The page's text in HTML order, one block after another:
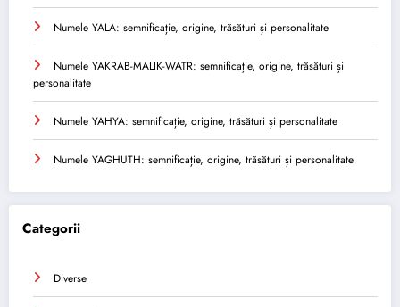
Numele YALA: semnificație, origine, trăsături și personalitate
Numele YAKRAB-MALIK-WATR: semnificație, origine, trăsături și
personalitate
Numele YAHYA: semnificație, origine, trăsături și personalitate
Numele YAGHUTH: semnificație, origine, trăsături și personalitate
Categorii
Diverse